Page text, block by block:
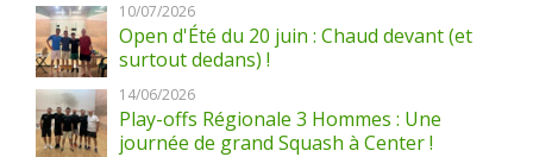
10/07/2026
Open d'Été du 20 juin : Chaud devant (et
surtout dedans) !
14/06/2026
Play-offs Régionale 3 Hommes : Une
journée de grand Squash à Center !